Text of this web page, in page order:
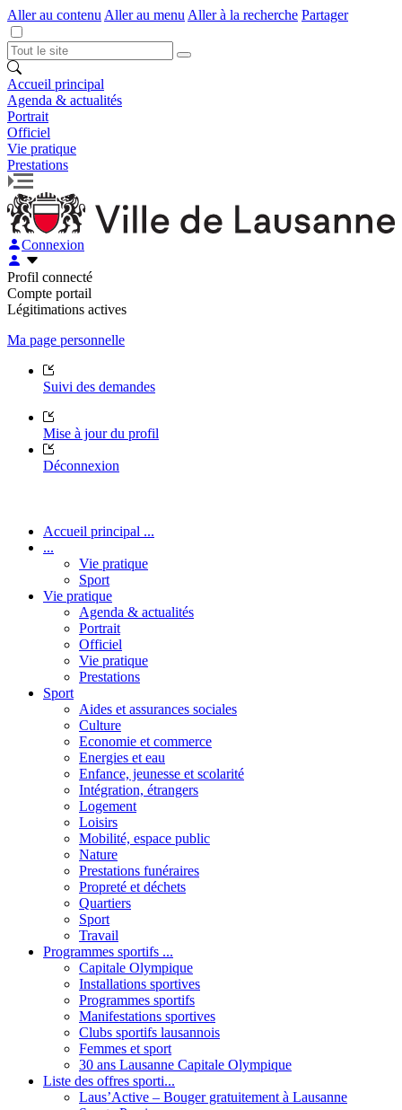
Aller au contenu Aller au menu Aller à la recherche Partager
Accueil principal
Agenda & actualités
Portrait
Officiel
Vie pratique
Prestations
Connexion
Profil connecté
Compte portail
Légitimations actives
Ma page personnelle
Suivi des demandes
Mise à jour du profil
Déconnexion
Accueil principal ...
...
Vie pratique
Sport
Vie pratique
Agenda & actualités
Portrait
Officiel
Vie pratique
Prestations
Sport
Aides et assurances sociales
Culture
Economie et commerce
Energies et eau
Enfance, jeunesse et scolarité
Intégration, étrangers
Logement
Loisirs
Mobilité, espace public
Nature
Prestations funéraires
Propreté et déchets
Quartiers
Sport
Travail
Programmes sportifs ...
Capitale Olympique
Installations sportives
Programmes sportifs
Manifestations sportives
Clubs sportifs lausannois
Femmes et sport
30 ans Lausanne Capitale Olympique
Liste des offres sporti...
Laus’Active – Bouger gratuitement à Lausanne